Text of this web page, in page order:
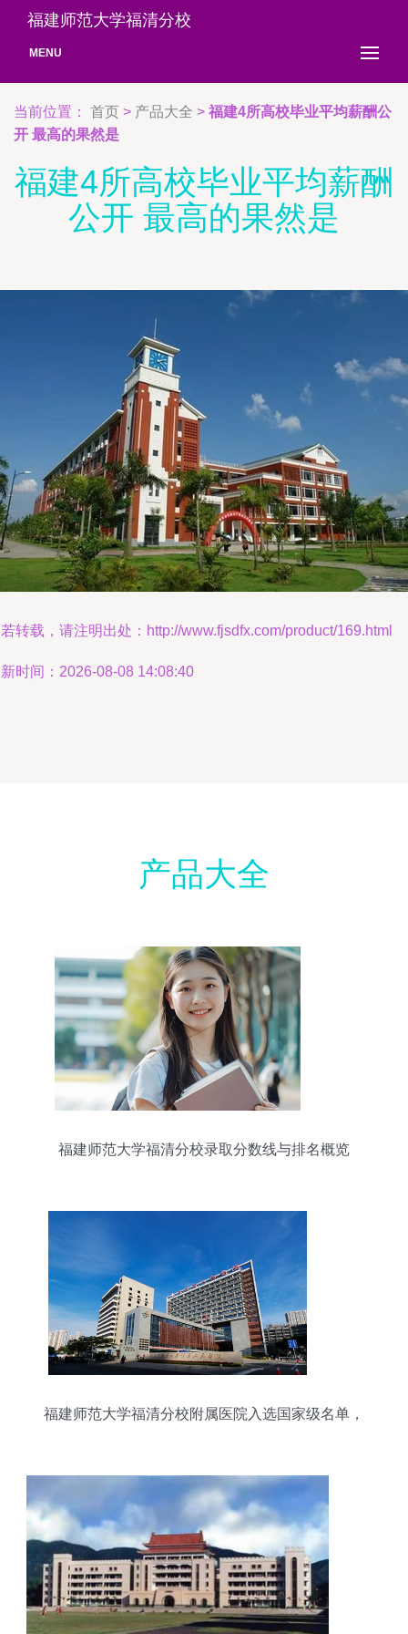
福建师范大学福清分校
MENU
当前位置： 首页 > 产品大全 > 福建4所高校毕业平均薪酬公
开 最高的果然是
福建4所高校毕业平均薪酬
公开 最高的果然是
转载，请注明出处：http://www.fjsdfx.com/product/169.html
时间：2026-08-08 14:08:40
产品大全
福建师范大学福清分校录取分数线与排名概览
福建师范大学福清分校附属医院入选国家级名单，